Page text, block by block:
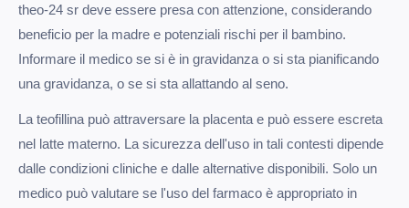
theo-24 sr deve essere presa con attenzione, considerando
beneficio per la madre e potenziali rischi per il bambino.
Informare il medico se si è in gravidanza o si sta pianificando
una gravidanza, o se si sta allattando al seno.
La teofillina può attraversare la placenta e può essere escreta
nel latte materno. La sicurezza dell'uso in tali contesti dipende
dalle condizioni cliniche e dalle alternative disponibili. Solo un
medico può valutare se l'uso del farmaco è appropriato in